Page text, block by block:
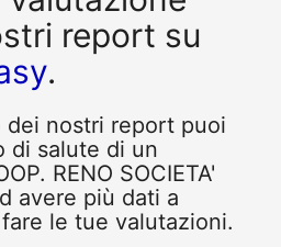
report su
.
dei nostri report puoi
di salute di un
RENO SOCIETA'
avere più dati a
le tue valutazioni.